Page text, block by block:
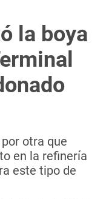
la boya
otra que
en la refinería
este tipo de